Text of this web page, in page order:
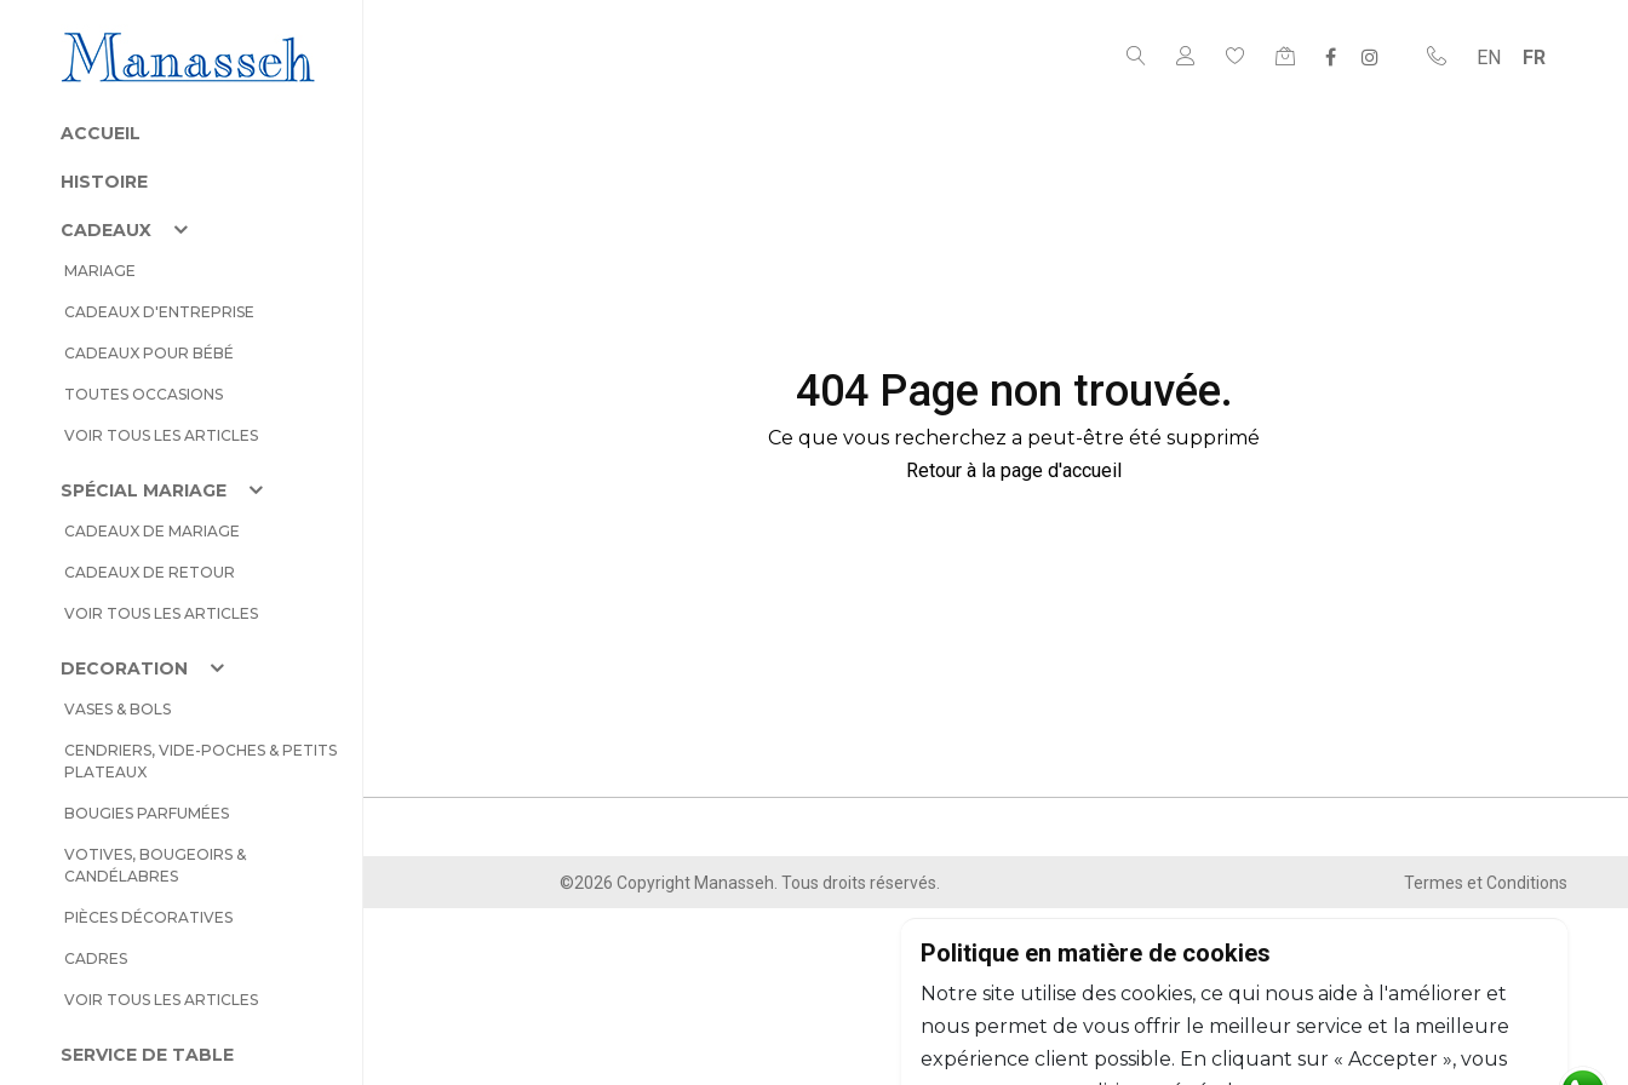
EN FR
ACCUEIL
HISTOIRE
CADEAUX
MARIAGE
CADEAUX D'ENTREPRISE
CADEAUX POUR BÉBÉ
TOUTES OCCASIONS
VOIR TOUS LES ARTICLES
SPÉCIAL MARIAGE
CADEAUX DE MARIAGE
CADEAUX DE RETOUR
VOIR TOUS LES ARTICLES
DECORATION
VASES & BOLS
CENDRIERS, VIDE-POCHES & PETITS
PLATEAUX
BOUGIES PARFUMÉES
VOTIVES, BOUGEOIRS &
CANDÉLABRES
PIÈCES DÉCORATIVES
CADRES
VOIR TOUS LES ARTICLES
SERVICE DE TABLE
404 Page non trouvée.
Ce que vous recherchez a peut-être été supprimé
Retour à la page d'accueil
©2026 Copyright Manasseh. Tous droits réservés. Termes et Conditions
Politique en matière de cookies
Notre site utilise des cookies, ce qui nous aide à l'améliorer et
nous permet de vous offrir le meilleur service et la meilleure
expérience client possible. En cliquant sur « Accepter », vous